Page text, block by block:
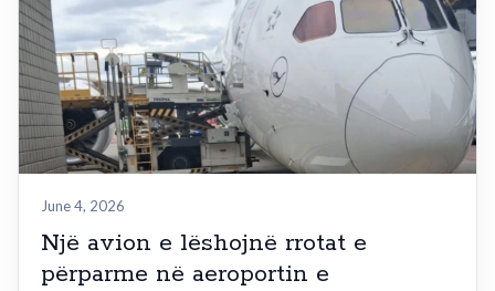
June 4, 2026
Një avion e lëshojnë rrotat e
përparme në aeroportin e